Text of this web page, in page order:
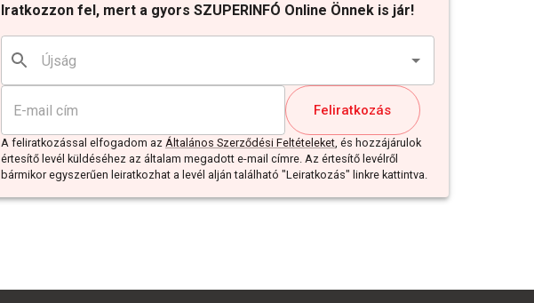
Iratkozzon fel, mert a gyors SZUPERINFÓ Online Önnek is jár!
Feliratkozás
A feliratkozással elfogadom az Általános Szerződési Feltételeket, és hozzájárulok
értesítő levél küldéséhez az általam megadott e-mail címre. Az értesítő levélről
bármikor egyszerűen leiratkozhat a levél alján található "Leiratkozás" linkre kattintva.